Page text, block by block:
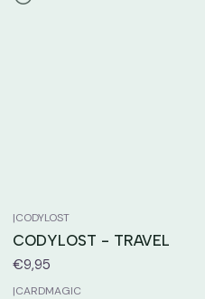
|CODYLOST
CODYLOST - TRAVEL
€9,95
|CARDMAGIC